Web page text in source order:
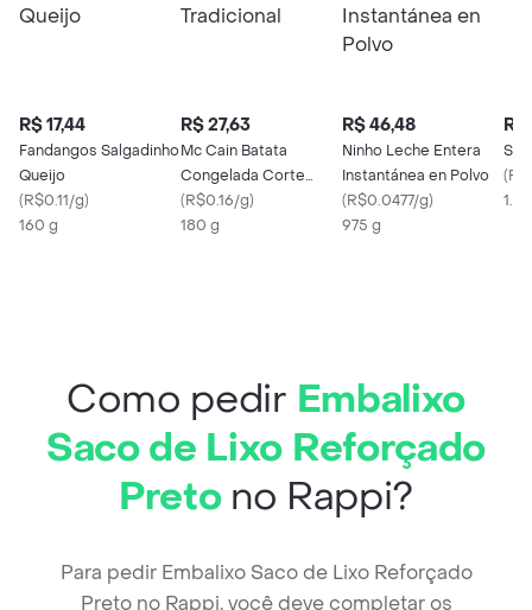
R$ 17,44
Fandangos Salgadinho
Queijo
(R$0.11/g)
160 g
R$ 27,63
Mc Cain Batata
Congelada Corte
Tradicional
(R$0.16/g)
180 g
R$ 46,48
Ninho Leche Entera
Instantánea en Polvo
(R$0.0477/g)
975 g
R$
(
1.5
Como pedir Embalixo
Saco de Lixo Reforçado
Pretono Rappi?
Para pedir Embalixo Saco de Lixo Reforçado
Preto no Rappi, você deve completar os